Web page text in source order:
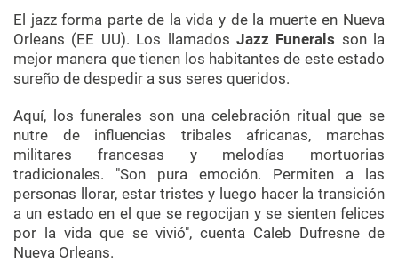
El jazz forma parte de la vida y de la muerte en Nueva
Orleans (EE UU). Los llamados Jazz Funerals son la
mejor manera que tienen los habitantes de este estado
sureño de despedir a sus seres queridos.
Aquí, los funerales son una celebración ritual que se
nutre de influencias tribales africanas, marchas
militares francesas y melodías mortuorias
tradicionales. "Son pura emoción. Permiten a las
personas llorar, estar tristes y luego hacer la transición
a un estado en el que se regocijan y se sienten felices
por la vida que se vivió", cuenta Caleb Dufresne de
Nueva Orleans.